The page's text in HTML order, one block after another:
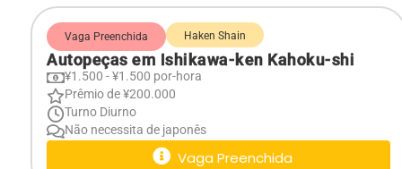
Vaga Preenchida Haken Shain
Autopeças em Ishikawa-ken Kahoku-shi
¥1.500 - ¥1.500 por-hora
Prêmio de ¥200.000
Turno Diurno
Não necessita de japonês
Vaga Preenchida